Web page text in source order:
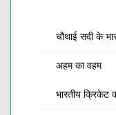
चौथाई सदी के
अहम का वहम
भारतीय क्रिकेट